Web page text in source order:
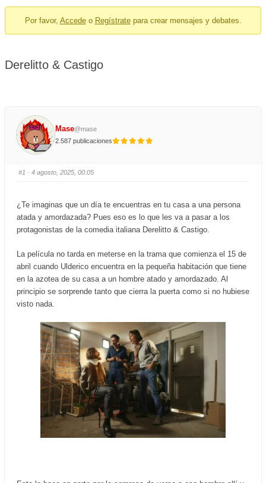
You
here:
Por favor, Accedeo Regístratepara crear mensajes y debates.
Derelitto & Castigo
Mase@mase
2.587 publicaciones
#1 · 4 agosto, 2025, 00:05
¿Te imaginas que un día te encuentras en tu casa a una persona
atada y amordazada? Pues eso es lo que les va a pasar a los
protagonistas de la comedia italiana Derelitto & Castigo.
La película no tarda en meterse en la trama que comienza el 15 de
abril cuando Ulderico encuentra en la pequeña habitación que tiene
en la azotea de su casa a un hombre atado y amordazado. Al
principio se sorprende tanto que cierra la puerta como si no hubiese
visto nada.